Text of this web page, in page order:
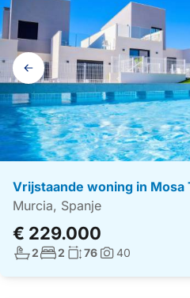
Galerij
navigatie
Vrijstaande woning in Mosa
Murcia, Spanje
€ 229.000
Aantal badkamers:
2Aantal slaapkamers:
2 Woonoppervlakte:
76Foto's:
40